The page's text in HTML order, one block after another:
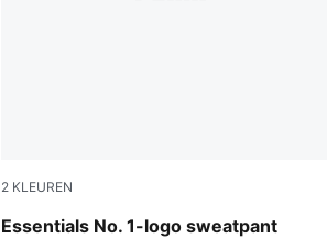
2 KLEUREN
Essentials No. 1-logo sweatpant
Puma Black